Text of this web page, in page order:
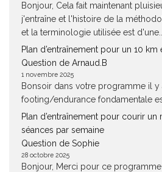
Bonjour, Cela fait maintenant
j'entraîne et l'histoire de la
et la terminologie utilisée est d'une...
Plan d’entraînement pour un 10 km
Question de Arnaud.B
1 novembre 2025
Bonsoir dans votre programme il y
footing/endurance fondamentale
Plan d’entraînement pour courir un
séances par semaine
Question de Sophie
28 octobre 2025
Bonjour, Merci pour ce